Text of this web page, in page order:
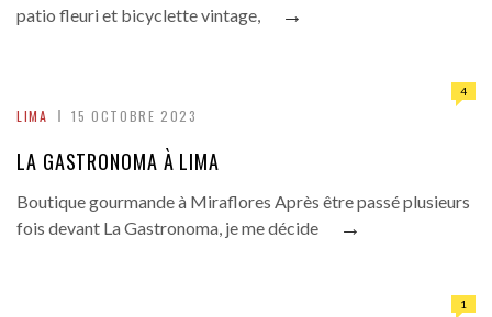
patio fleuri et bicyclette vintage,
→
LIMA 15 OCTOBRE 2023
4
LA GASTRONOMA À LIMA
Boutique gourmande à Miraflores Après être passé plusieurs
fois devant La Gastronoma, je me décide
→
1